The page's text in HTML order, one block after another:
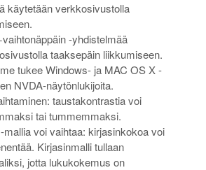
käytetään verkkosivustolla
-yhdistelmää
taaksepäin liikkumiseen.
tukee Windows- ja MAC OS X -
NVDA-näytönlukijoita.
taustakontrastia voi
tai tummemmaksi.
mallia voi vaihtaa: kirjasinkokoa voi
Kirjasinmalli tullaan
jotta lukukokemus on